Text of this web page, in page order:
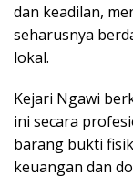
dan keadilan,
seharusnya
lokal.
Kejari Ngawi
ini secara
barang bukti
keuangan dan